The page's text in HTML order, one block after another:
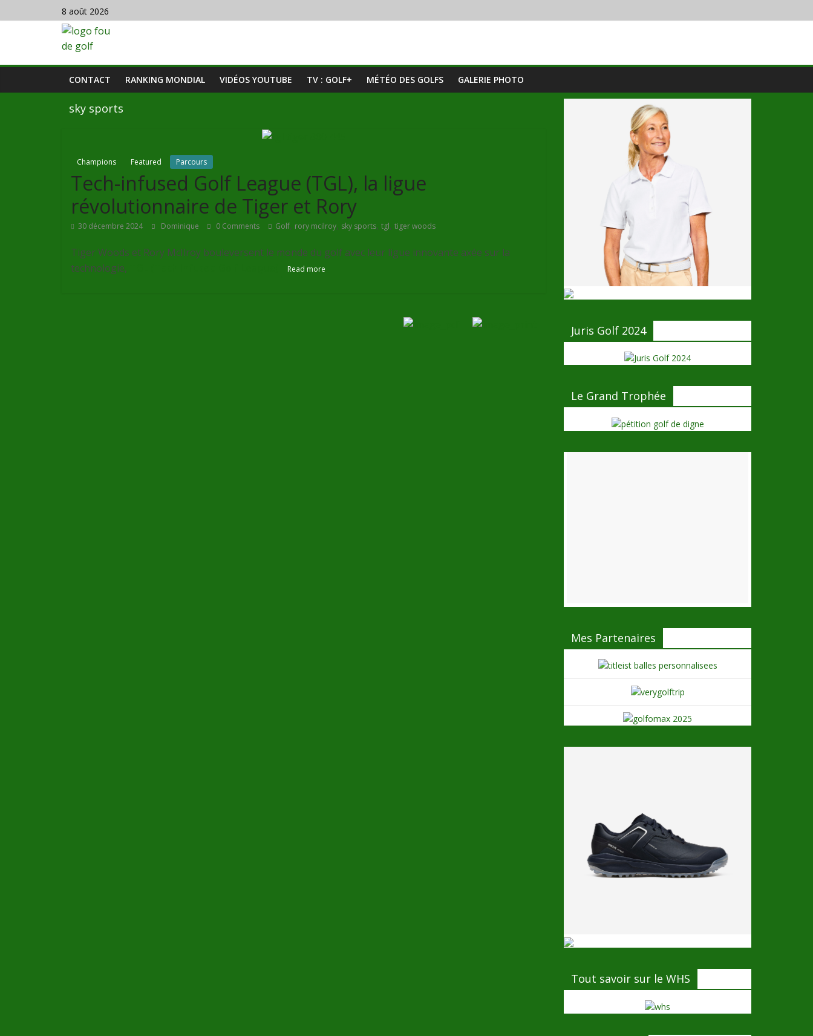
8 août 2026
CONTACT RANKING MONDIAL VIDÉOS YOUTUBE TV : GOLF+ MÉTÉO DES GOLFS GALERIE PHOTO
sky sports
Champions Featured Parcours
Tech-infused Golf League (TGL), la ligue
révolutionnaire de Tiger et Rory
30 décembre 2024 Dominique 0 Comments Golf, rory mcilroy, sky sports, tgl, tiger woods
Tiger Woods et Rory McIlroy bouleversent le monde du golf avec leur ligue innovante axée sur la
technologie,
Read more
Juris Golf 2024
Le Grand Trophée
Mes Partenaires
Tout savoir sur le WHS